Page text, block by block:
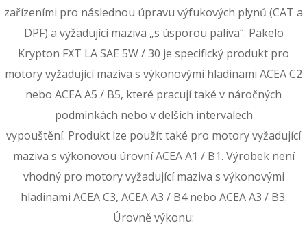
zařízeními pro následnou úpravu výfukových plynů (CAT a
DPF) a vyžadující maziva „s úsporou paliva“. Pakelo
Krypton FXT LA SAE 5W / 30 je specifický produkt pro
motory vyžadující maziva s výkonovými hladinami ACEA C2
nebo ACEA A5 / B5, které pracují také v náročných
podmínkách nebo v delších intervalech
vypouštění. Produkt lze použít také pro motory vyžadující
maziva s výkonovou úrovní ACEA A1 / B1. Výrobek není
vhodný pro motory vyžadující maziva s výkonovými
hladinami ACEA C3, ACEA A3 / B4 nebo ACEA A3 / B3.
Úrovně výkonu: